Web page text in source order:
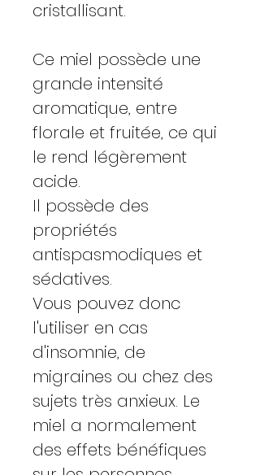
cristallisant.
Ce miel possède une
grande intensité
aromatique, entre
florale et fruitée, ce qui
le rend légèrement
acide.
Il possède des
propriétés
antispasmodiques et
sédatives.
Vous pouvez donc
l'utiliser en cas
d'insomnie, de
migraines ou chez des
sujets très anxieux. Le
miel a normalement
des effets bénéfiques